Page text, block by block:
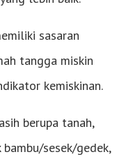
sasaran
tangga miskin
kemiskinan.
berupa tanah,
sesek/gedek,